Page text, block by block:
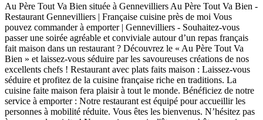
Au Père Tout Va Bien située à Gennevilliers Au Père Tout Va Bien -
Restaurant Gennevilliers | Française cuisine près de moi Vous
pouvez commander à emporter | Gennevilliers - Souhaitez-vous
passer une soirée agréable et conviviale autour d’un repas français
fait maison dans un restaurant ? Découvrez le « Au Père Tout Va
Bien » et laissez-vous séduire par les savoureuses créations de nos
excellents chefs ! Restaurant avec plats faits maison : Laissez-vous
séduire et profitez de la cuisine française riche en traditions. La
cuisine faite maison fera plaisir à tout le monde. Bénéficiez de notre
service à emporter : Notre restaurant est équipé pour accueillir les
personnes à mobilité réduite. Vous êtes les bienvenus. N’hésitez pas